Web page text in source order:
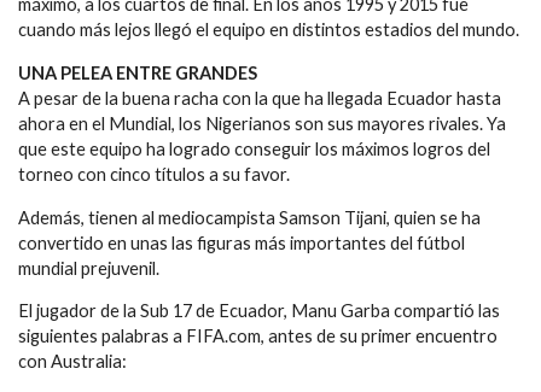
máximo, a los cuartos de final. En los años 1995 y 2015 fue
cuando más lejos llegó el equipo en distintos estadios del mundo.
UNA PELEA ENTRE GRANDES
A pesar de la buena racha con la que ha llegada Ecuador hasta
ahora en el Mundial, los Nigerianos son sus mayores rivales. Ya
que este equipo ha logrado conseguir los máximos logros del
torneo con cinco títulos a su favor.
Además, tienen al mediocampista Samson Tijani, quien se ha
convertido en unas las figuras más importantes del fútbol
mundial prejuvenil.
El jugador de la Sub 17 de Ecuador, Manu Garba compartió las
siguientes palabras a FIFA.com, antes de su primer encuentro
con Australia: